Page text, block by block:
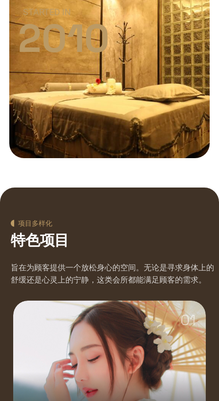
STARTED IN
2010
项目多样化
特色项目
旨在为顾客提供一个放松身心的空间。无论是寻求身体上的
舒缓还是心灵上的宁静，这类会所都能满足顾客的需求。
01